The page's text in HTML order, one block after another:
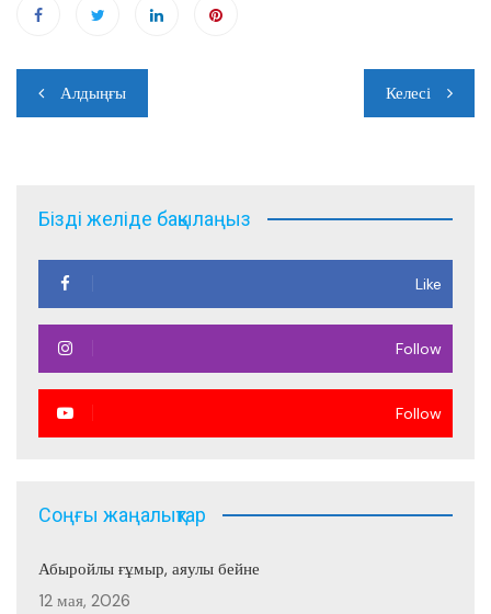
o
k
p
p
m
Навигация
по
Алдыңғы Келесі
Бізді желіде бақылаңыз
Like
Follow
Follow
Соңғы жаңалықтар
Абыройлы ғұмыр, аяулы бейне
12 мая, 2026